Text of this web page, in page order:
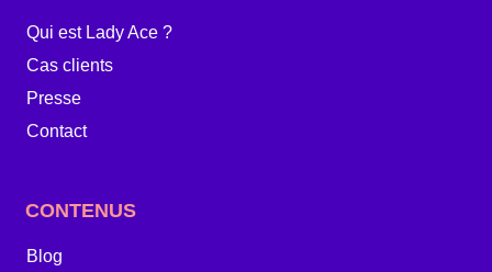
Qui est Lady Ace ?
Cas clients
Presse
Contact
CONTENUS
Blog